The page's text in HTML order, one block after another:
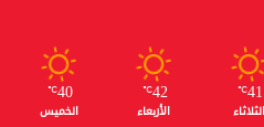
41
℃
الثلاثاء
42
℃
الأربعاء
40
℃
الخميس